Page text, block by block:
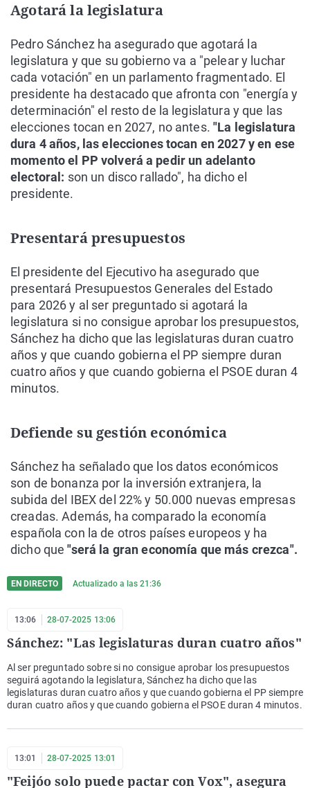
Agotará la legislatura
Pedro Sánchez ha asegurado que agotará la
legislatura y que su gobierno va a "pelear y luchar
cada votación" en un parlamento fragmentado. El
presidente ha destacado que afronta con "energía y
determinación" el resto de la legislatura y que las
elecciones tocan en 2027, no antes."La legislatura
dura 4 años, las elecciones tocan en 2027 y en ese
momento el PP volverá a pedir un adelanto
electoral: son un disco rallado", ha dicho el
presidente.
Presentará presupuestos
El presidente del Ejecutivo ha asegurado que
presentará Presupuestos Generales del Estado
para 2026 y al ser preguntado si agotará la
legislatura si no consigue aprobar los presupuestos,
Sánchez ha dicho que las legislaturas duran cuatro
años y que cuando gobierna el PP siempre duran
cuatro años y que cuando gobierna el PSOE duran 4
minutos.
Defiende su gestión económica
Sánchez ha señalado que los datos económicos
son de bonanza por la inversión extranjera, la
subida del IBEX del 22% y 50.000 nuevas empresas
creadas. Además, ha comparado la economía
española con la de otros países europeos y ha
dicho que "será la gran economía que más crezca".
EN DIRECTO Actualizado a las 21:36
13:06 28-07-2025 13:06
Sánchez: "Las legislaturas duran cuatro años"
Al ser preguntado sobre si no consigue aprobar los presupuestos
seguirá agotando la legislatura, Sánchez ha dicho que las
legislaturas duran cuatro años y que cuando gobierna el PP siempre
duran cuatro años y que cuando gobierna el PSOE duran 4 minutos.
13:01 28-07-2025 13:01
"Feijóo solo puede pactar con Vox", asegura